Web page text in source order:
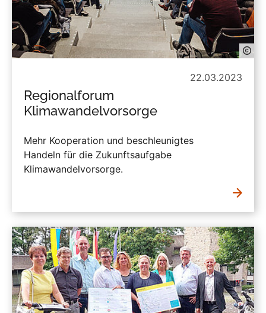
22.03.2023
Regionalforum
Klimawandelvorsorge
Mehr Kooperation und beschleunigtes
Handeln für die Zukunftsaufgabe
Klimawandelvorsorge.